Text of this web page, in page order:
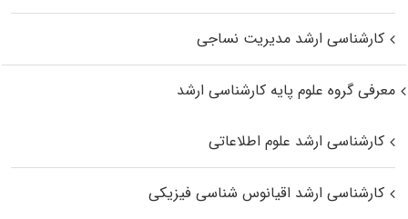
کارشناسی ارشد مدیریت نساجی
معرفی گروه علوم پایه کارشناسی ارشد
کارشناسی ارشد علوم اطلاعاتی
کارشناسی ارشد اقیانوس‌ شناسی فیزیکی